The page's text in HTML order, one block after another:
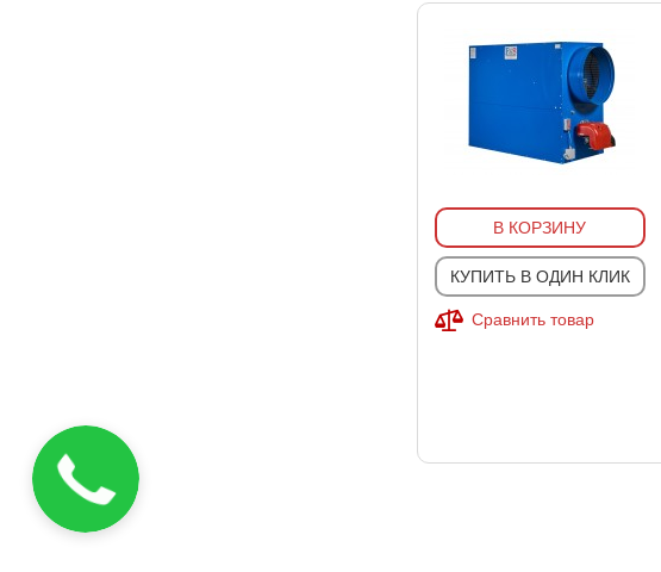
В КОРЗИНУ
КУПИТЬ В ОДИН КЛИК
Сравнить товар